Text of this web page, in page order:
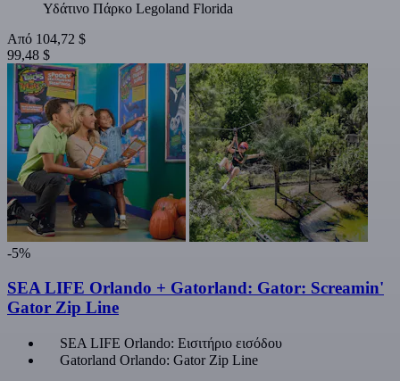
Υδάτινο Πάρκο Legoland Florida
Από 104,72 $
99,48 $
-5%
SEA LIFE Orlando + Gatorland: Gator: Screamin'
Gator Zip Line
SEA LIFE Orlando: Εισιτήριο εισόδου
Gatorland Orlando: Gator Zip Line